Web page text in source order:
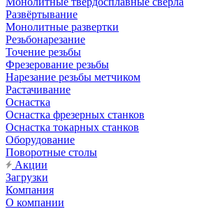
Развёртывание
Монолитные развертки
Резьбонарезание
Точение резьбы
Фрезерование резьбы
Нарезание резьбы метчиком
Растачивание
Оснастка
Оснастка фрезерных станков
Оснастка токарных станков
Оборудование
Поворотные столы
Акции
Загрузки
Компания
О компании